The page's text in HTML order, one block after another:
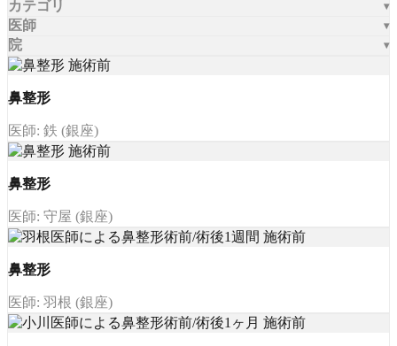
カテゴリ
医師
院
鼻整形
医師: 鉄 (銀座)
鼻整形
医師: 守屋 (銀座)
鼻整形
医師: 羽根 (銀座)